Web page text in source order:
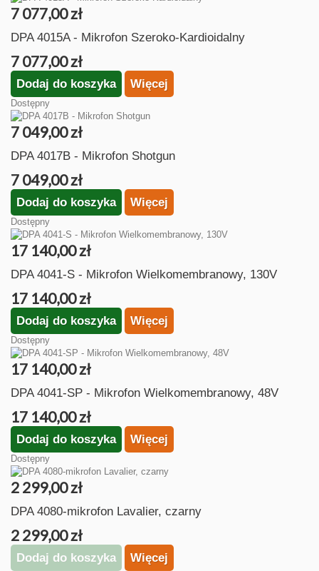
7 077,00 zł
DPA 4015A - Mikrofon Szeroko-Kardioidalny
7 077,00 zł
Dodaj do koszyka Więcej
Dostępny
7 049,00 zł
DPA 4017B - Mikrofon Shotgun
7 049,00 zł
Dodaj do koszyka Więcej
Dostępny
17 140,00 zł
DPA 4041-S - Mikrofon Wielkomembranowy, 130V
17 140,00 zł
Dodaj do koszyka Więcej
Dostępny
17 140,00 zł
DPA 4041-SP - Mikrofon Wielkomembranowy, 48V
17 140,00 zł
Dodaj do koszyka Więcej
Dostępny
2 299,00 zł
DPA 4080-mikrofon Lavalier, czarny
2 299,00 zł
Dodaj do koszyka Więcej